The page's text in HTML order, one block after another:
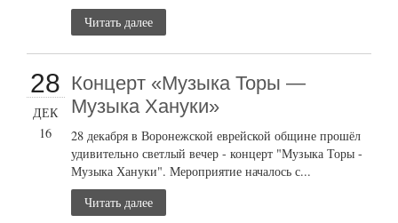
Читать далее
28
ДЕК
16
Концерт «Музыка Торы —
Музыка Хануки»
28 декабря в Воронежской еврейской общине прошёл
удивительно светлый вечер - концерт "Музыка Торы -
Музыка Хануки". Мероприятие началось с...
Читать далее